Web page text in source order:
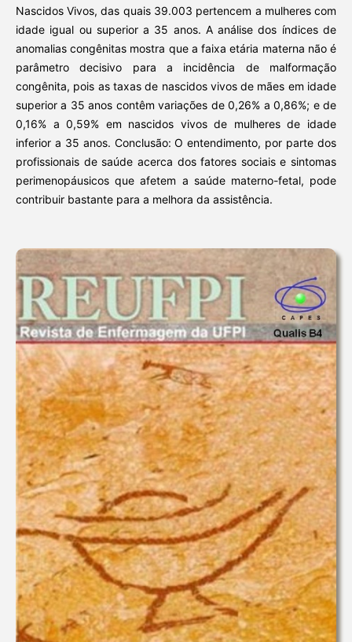
Nascidos Vivos, das quais 39.003 pertencem a mulheres com
idade igual ou superior a 35 anos. A análise dos índices de
anomalias congênitas mostra que a faixa etária materna não é
parâmetro decisivo para a incidência de malformação
congênita, pois as taxas de nascidos vivos de mães em idade
superior a 35 anos contêm variações de 0,26% a 0,86%; e de
0,16% a 0,59% em nascidos vivos de mulheres de idade
inferior a 35 anos. Conclusão: O entendimento, por parte dos
profissionais de saúde acerca dos fatores sociais e sintomas
perimenopáusicos que afetem a saúde materno-fetal, pode
contribuir bastante para a melhora da assistência.